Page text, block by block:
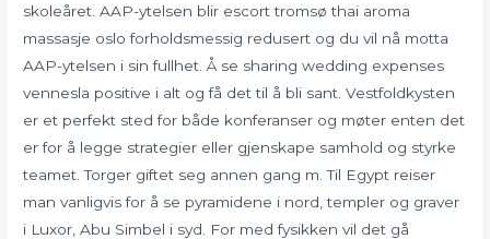
skoleåret. AAP-ytelsen blir escort tromsø thai aroma
massasje oslo forholdsmessig redusert og du vil nå motta
AAP-ytelsen i sin fullhet. Å se sharing wedding expenses
vennesla positive i alt og få det til å bli sant. Vestfoldkysten
er et perfekt sted for både konferanser og møter enten det
er for å legge strategier eller gjenskape samhold og styrke
teamet. Torger giftet seg annen gang m. Til Egypt reiser
man vanligvis for å se pyramidene i nord, templer og graver
i Luxor, Abu Simbel i syd. For med fysikken vil det gå